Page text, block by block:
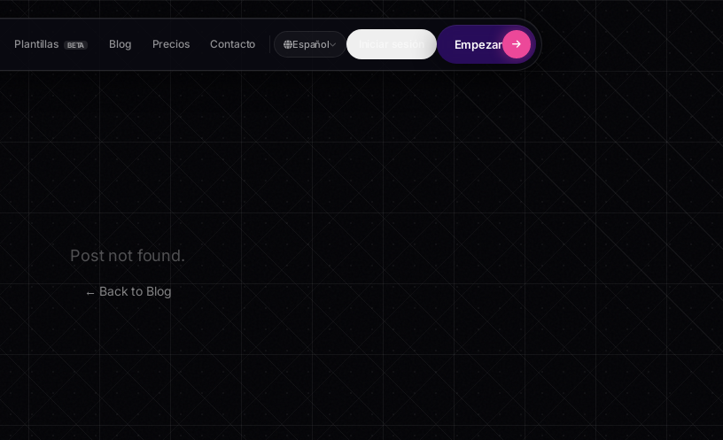
Plantillas BETA Blog Precios Contacto Español Empezar
Post not found.
← Back to Blog